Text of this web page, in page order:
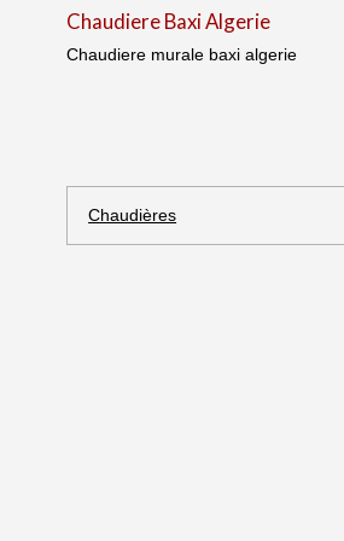
Chaudiere Baxi Algerie
Chaudiere murale baxi algerie
Chaudières